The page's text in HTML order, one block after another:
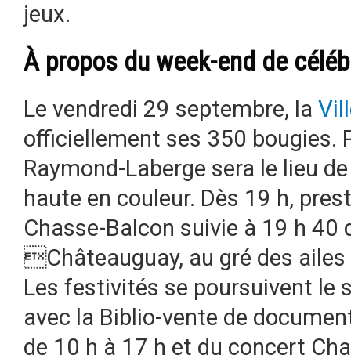
jeux.
À propos du week-end de
Le vendredi 29 septembre, la
officiellement ses 350 bougies.
Raymond-Laberge sera le lieu
haute en couleur. Dès 19 h,
Chasse-Balcon suivie à 19 h 40
Châteauguay, au gré des
Les festivités se poursuivent le
avec la Biblio-vente de
de 10 h à 17 h et du concert